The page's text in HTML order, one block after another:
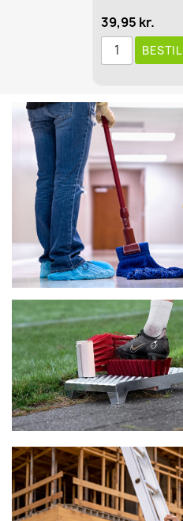
39,95 kr.
BESTIL